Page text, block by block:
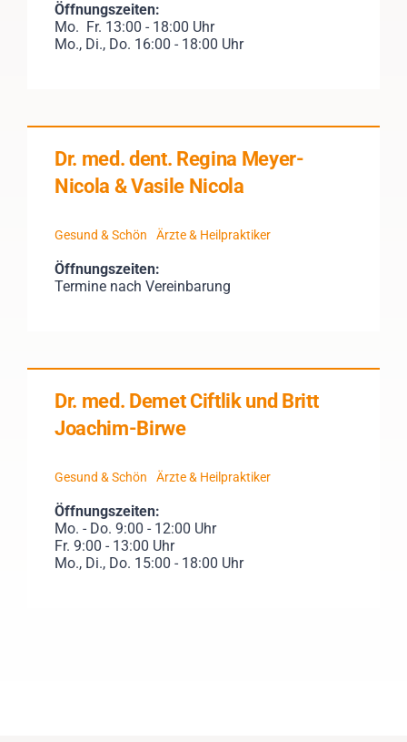
Öffnungszeiten:
Mo. Fr. 13:00 - 18:00 Uhr
Mo., Di., Do. 16:00 - 18:00 Uhr
Dr. med. dent. Regina Meyer-
Nicola & Vasile Nicola
Gesund & Schön Ärzte & Heilpraktiker
Öffnungszeiten:
Termine nach Vereinbarung
Dr. med. Demet Ciftlik und Britt
Joachim-Birwe
Gesund & Schön Ärzte & Heilpraktiker
Öffnungszeiten:
Mo. - Do. 9:00 - 12:00 Uhr
Fr. 9:00 - 13:00 Uhr
Mo., Di., Do. 15:00 - 18:00 Uhr